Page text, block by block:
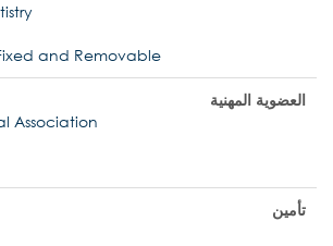
and Removable
العضوية المهنية
Association
تأمين